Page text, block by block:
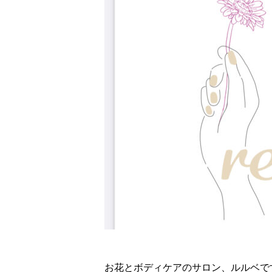
お花とボディケアのサロン、ルルベで